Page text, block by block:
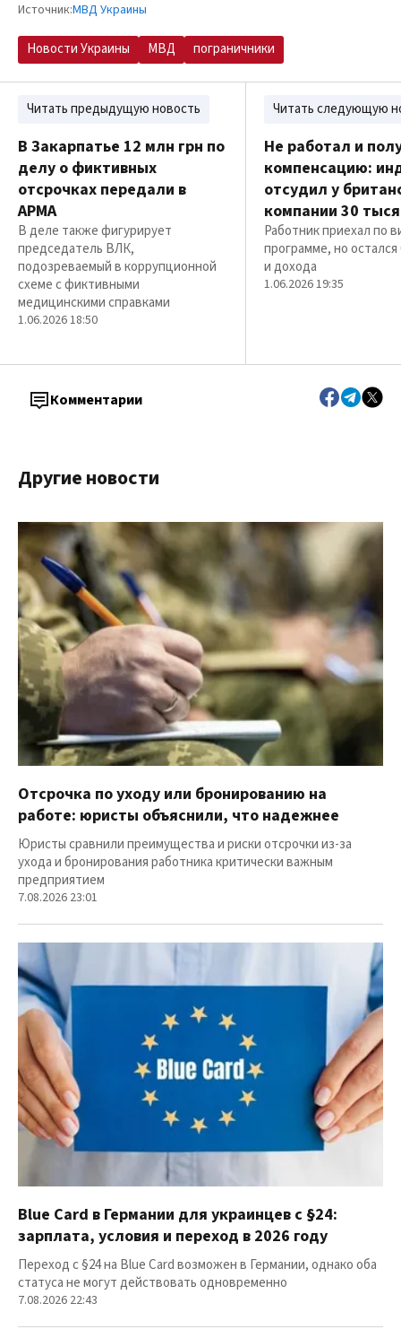
Источник:МВД Украины
Новости Украины МВД пограничники
Читать предыдущую новость
В Закарпатье 12 млн грн по
делу о фиктивных
отсрочках передали в
АРМА
В деле также фигурирует
председатель ВЛК,
подозреваемый в коррупционной
схеме с фиктивными
медицинскими справками
1.06.2026 18:50
Читать следующую
Не работал и
компенсацию:
отсудил у
компании 30
Работник приехал по
программе, но
и дохода
1.06.2026 19:35
Комментарии
Другие новости
Отсрочка по уходу или бронированию на
работе: юристы объяснили, что надежнее
Юристы сравнили преимущества и риски отсрочки из-за
ухода и бронирования работника критически важным
предприятием
7.08.2026 23:01
Blue Card в Германии для украинцев с §24:
зарплата, условия и переход в 2026 году
Переход с §24 на Blue Card возможен в Германии, однако оба
статуса не могут действовать одновременно
7.08.2026 22:43